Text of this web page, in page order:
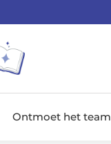
Ontmoet het team